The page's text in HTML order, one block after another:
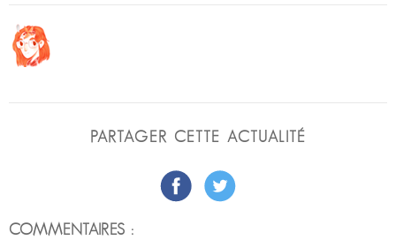
PARTAGER CETTE ACTUALITÉ
COMMENTAIRES :